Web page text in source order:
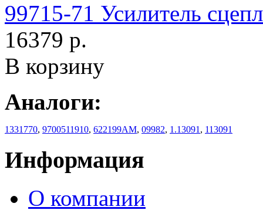
99715-71 Усилитель
16379 р.
В корзину
Аналоги:
1331770, 9700511910, 622199AM, 09982, 1.13091, 113091
Информация
О компании